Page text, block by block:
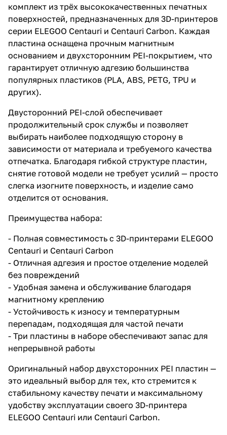
комплект из трёх высококачественных печатных
поверхностей, предназначенных для 3D-принтеров
серии ELEGOO Centauri и Centauri Carbon. Каждая
пластина оснащена прочным магнитным
основанием и двухсторонним PEI-покрытием, что
гарантирует отличную адгезию большинства
популярных пластиков (PLA, ABS, PETG, TPU и
других).
Двусторонний PEI-слой обеспечивает
продолжительный срок службы и позволяет
выбирать наиболее подходящую сторону в
зависимости от материала и требуемого качества
отпечатка. Благодаря гибкой структуре пластин,
снятие готовой модели не требует усилий — просто
слегка изогните поверхность, и изделие само
отделится от основания.
Преимущества набора:
- Полная совместимость с 3D-принтерами ELEGOO
Centauri и Centauri Carbon
- Отличная адгезия и простое отделение моделей
без повреждений
- Удобная замена и обслуживание благодаря
магнитному креплению
- Устойчивость к износу и температурным
перепадам, подходящая для частой печати
- Три пластины в наборе обеспечивают запас для
непрерывной работы
Оригинальный набор двухсторонних PEI пластин —
это идеальный выбор для тех, кто стремится к
стабильному качеству печати и максимальному
удобству эксплуатации своего 3D-принтера
ELEGOO Centauri или Centauri Carbon.